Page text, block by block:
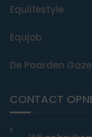
Equlifestyle
Equjob
De Paarden
CONTACT